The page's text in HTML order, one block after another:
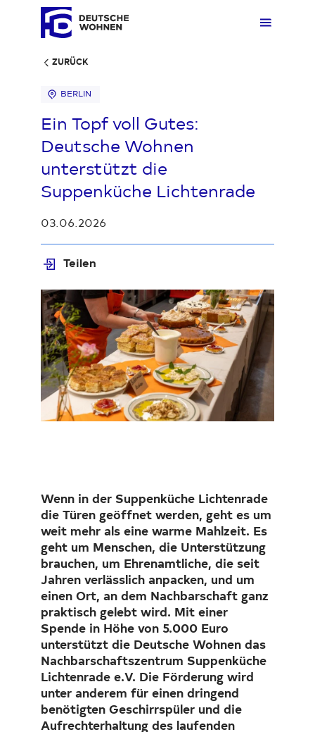
Mieten
Kaufen
Wohnen
Fakten & Positionen
Über uns
Investor Relations
ZURÜCK
BERLIN
Ein Topf voll Gutes:
Deutsche Wohnen
unterstützt die
Suppenküche Lichtenrade
03.06.2026
Teilen
Loading...
Wenn in der Suppenküche Lichtenrade
die Türen geöffnet werden, geht es um
weit mehr als eine warme Mahlzeit. Es
geht um Menschen, die Unterstützung
brauchen, um Ehrenamtliche, die seit
Jahren verlässlich anpacken, und um
einen Ort, an dem Nachbarschaft ganz
praktisch gelebt wird. Mit einer
Spende in Höhe von 5.000 Euro
unterstützt die Deutsche Wohnen das
Nachbarschaftszentrum Suppenküche
Lichtenrade e.V. Die Förderung wird
unter anderem für einen dringend
benötigten Geschirrspüler und die
Aufrechterhaltung des laufenden